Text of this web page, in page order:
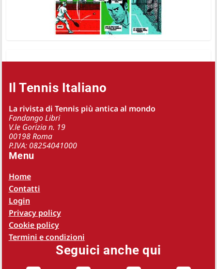
Il Tennis Italiano
La rivista di Tennis più antica al mondo
Fandango Libri
V.le Gorizia n. 19
00198 Roma
P.IVA: 08254041000
Menu
Home
Contatti
Login
Privacy policy
Cookie policy
Termini e condizioni
Seguici anche qui